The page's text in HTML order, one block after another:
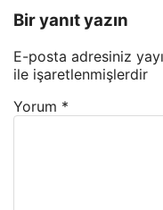
Bir yanıt yazın
E-posta adresiniz
ile işaretlenmişlerdir
Yorum *